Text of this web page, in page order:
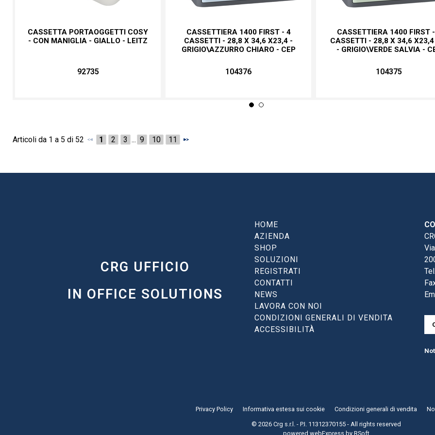
CASSETTA PORTAOGGETTI COSY
- CON MANIGLIA - GIALLO - LEITZ
92735
CASSETTIERA 1400 FIRST - 4
CASSETTI - 28,8 X 34,6 X23,4 -
GRIGIO\AZZURRO CHIARO - CEP
104376
CASSETTIERA 1400 FIRST
CASSETTI - 28,8 X 34,6
- GRIGIO\VERDE SALVIA -
104375
Articoli da 1 a 5 di 52 1 2 3 ... 9 10 11
CRG UFFICIO
IN OFFICE SOLUTIONS
HOME
AZIENDA
SHOP
SOLUZIONI
REGISTRATI
CONTATTI
NEWS
LAVORA CON NOI
CONDIZIONI GENERALI DI VENDITA
ACCESSIBILITÀ
Privacy Policy Informativa estesa sui cookie Condizioni generali di vendita
© 2026 Crg s.r.l. - P.I. 11312370155 - All rights reserved
powered webExpress by RSoft